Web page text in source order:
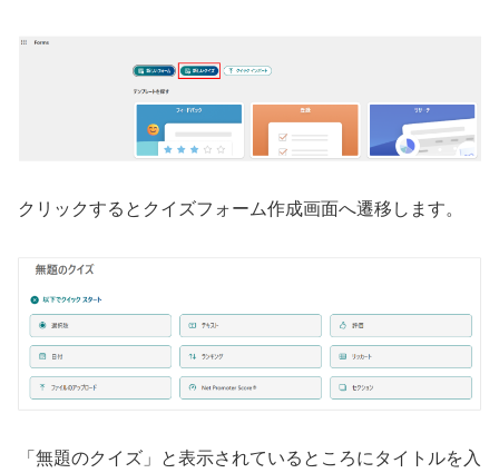
クリックするとクイズフォーム作成画面へ遷移します。
「無題のクイズ」と表示されているところにタイトルを入